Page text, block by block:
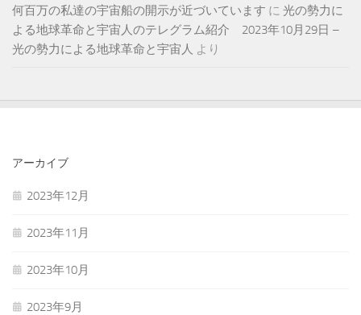
何百万の私達の宇宙船の開示が近づいています に 光の勢力に
よる地球革命と宇宙人のテレグラム紹介 2023年10月29日 –
光の勢力による地球革命と宇宙人 より
アーカイブ
2023年12月
2023年11月
2023年10月
2023年9月